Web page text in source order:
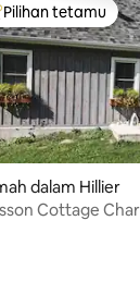
daripada 5,
utama tetamu
Pilihan tetamu
dalam Hillier
Cottage